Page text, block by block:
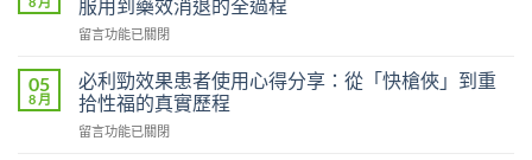
服用到藥效消退的全過程
在
而
鋼
的
起
留言功能已關閉
05
8 月
必利勁效果患者使用心得分享：從「快槍俠」到重
拾性福的真實歷程
在
留言功能已關閉